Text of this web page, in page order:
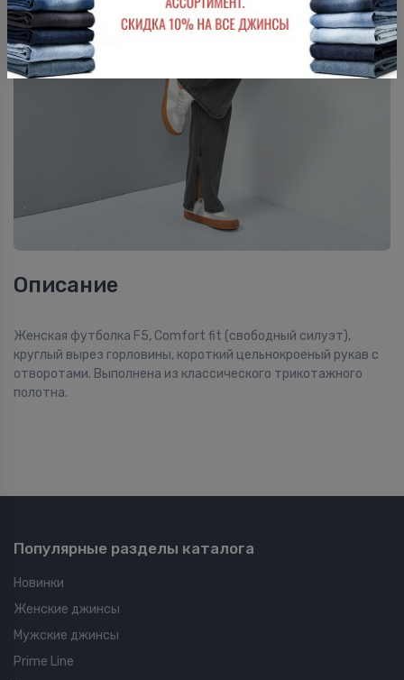
Описание
Женская футболка F5, Comfort fit (свободный силуэт),
круглый вырез горловины, короткий цельнокроеный рукав с
отворотами. Выполнена из классического трикотажного
полотна.
Популярные разделы каталога
Новинки
Женские джинсы
Мужские джинсы
Prime Line